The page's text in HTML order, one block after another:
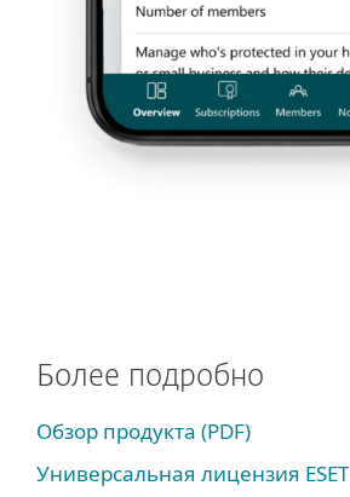
Более подробно
Обзор продукта (PDF)
Универсальная лицензия ESET